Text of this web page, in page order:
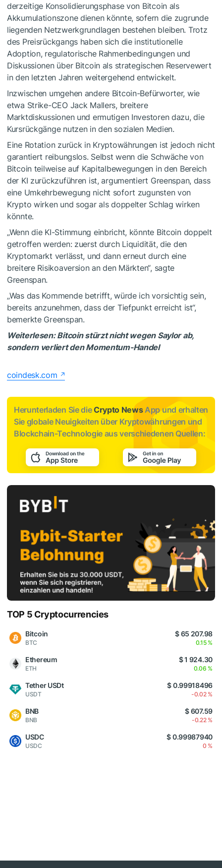
derzeitige Konsolidierungsphase von Bitcoin als
Akkumulationszone dienen könnte, sofern die zugrunde
liegenden Netzwerkgrundlagen bestehen bleiben. Trotz
des Preisrückgangs haben sich die institutionelle
Adoption, regulatorische Rahmenbedingungen und
Diskussionen über Bitcoin als strategischen Reservewert
in den letzten Jahren weitergehend entwickelt.
Inzwischen umgehen andere Bitcoin-Befürworter, wie
etwa Strike-CEO Jack Mallers, breitere
Marktdiskussionen und ermutigen Investoren dazu, die
Kursrückgänge nutzen in den sozialen Medien.
Eine Rotation zurück in Kryptowährungen ist jedoch nicht
garantiert reibungslos. Selbst wenn die Schwäche von
Bitcoin teilweise auf Kapitalbewegungen in den Bereich
der KI zurückzuführen ist, argumentiert Greenspan, dass
eine Umkehrbewegung nicht sofort zugunsten von
Krypto wirken und sogar als doppelter Schlag wirken
könnte.
„Wenn die KI-Stimmung einbricht, könnte Bitcoin doppelt
getroffen werden: zuerst durch Liquidität, die den
Kryptomarkt verlässt, und dann erneut durch eine
breitere Risikoaversion an den Märkten“, sagte
Greenspan.
„Was das Kommende betrifft, würde ich vorsichtig sein,
bereits anzunehmen, dass der Tiefpunkt erreicht ist“,
bemerkte Greenspan.
Weiterlesen: Bitcoin stürzt nicht wegen Saylor ab,
sondern verliert den Momentum-Handel
coindesk.com
Herunterladen Sie dieCrypto NewsApp und erhalten
Sie globale Neuigkeiten über Kryptowährungen und
Blockchain-Technologie aus verschiedenen Quellen:
TOP 5 Cryptocurrencies
Bitcoin
BTC
$ 65 207.98
0.15 %
Ethereum
ETH
$ 1 924.30
0.06 %
Tether USDt
USDT
$ 0.99918496
-0.02 %
BNB
BNB
$ 607.59
-0.22 %
USDC
USDC
$ 0.99987940
0 %